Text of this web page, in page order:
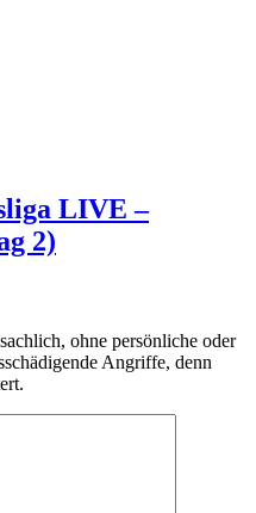
LIVE –
2)
ohne persönliche oder
Angriffe, denn